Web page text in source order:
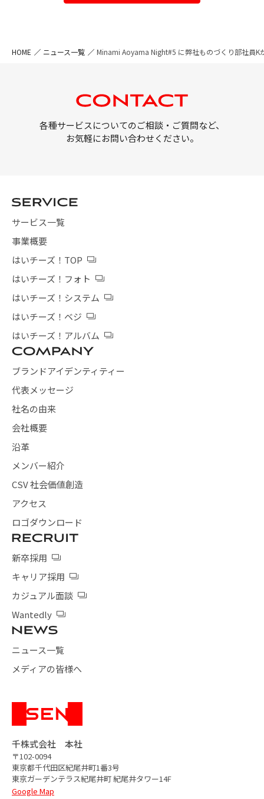
HOME ニュース一覧 Minami Aoyama Night#5 に弊社ものづくり部社員K
各種サービスについてのご相談・ご質問など、
お気軽にお問い合わせください。
千株式会社 本社
〒102-0094
東京都千代田区紀尾井町1番3号
東京ガーデンテラス紀尾井町紀尾井タワー14F
Google Map
サービス一覧
事業概要
はいチーズ！TOP
はいチーズ！フォト
はいチーズ！システム
はいチーズ！ベジ
はいチーズ！アルバム
ブランドアイデンティティー
代表メッセージ
社名の由来
会社概要
沿革
メンバー紹介
CSV 社会価値創造
アクセス
ロゴダウンロード
新卒採用
キャリア採用
カジュアル面談
Wantedly
ニュース一覧
メディアの皆様へ